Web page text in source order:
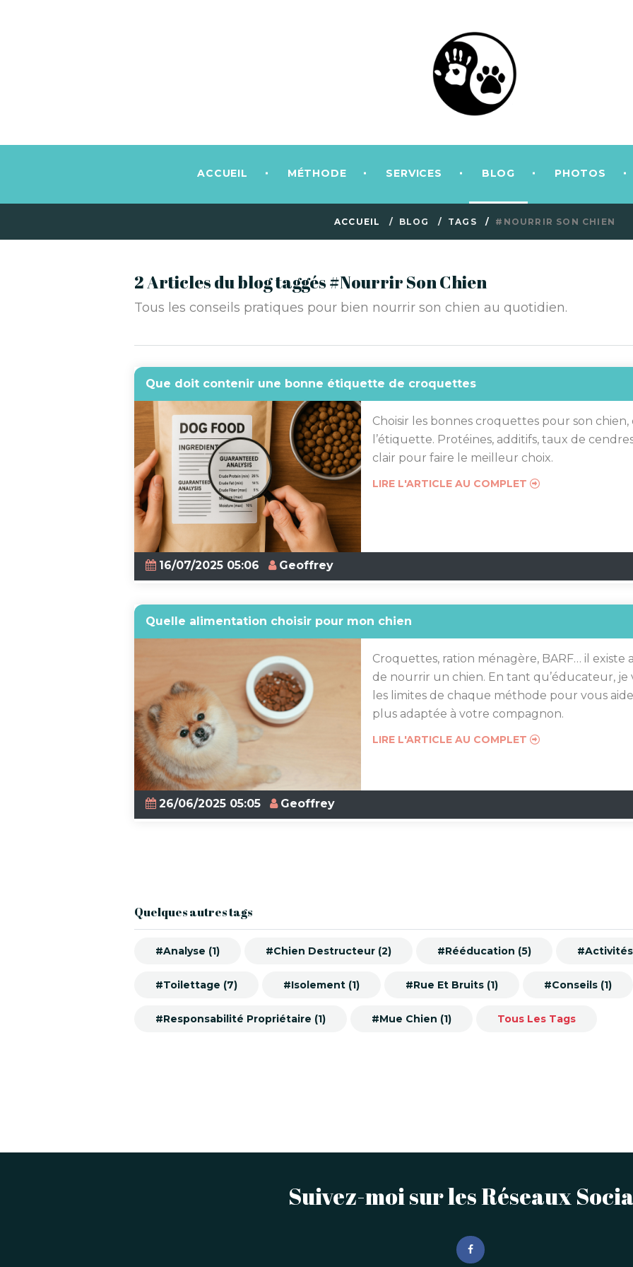
ACCUEIL MÉTHODE SERVICES BLOG PHOTOS
ACCUEIL BLOG TAGS #NOURRIR SON CHIEN
2 Articles du blog taggés #Nourrir Son Chien
Tous les conseils pratiques pour bien nourrir son chien au quotidien.
Que doit contenir une bonne étiquette de croquettes
Choisir les bonnes croquettes pour son chien,
l’étiquette. Protéines, additifs, taux de
clair pour faire le meilleur choix.
LIRE L'ARTICLE AU COMPLET
16/07/2025 05:06 Geoffrey
Quelle alimentation choisir pour mon chien
Croquettes, ration ménagère, BARF… il existe
de nourrir un chien. En tant qu’éducateur, je
les limites de chaque méthode pour vous
plus adaptée à votre compagnon.
LIRE L'ARTICLE AU COMPLET
26/06/2025 05:05 Geoffrey
Quelques autres tags
#Analyse (1) #Chien Destructeur (2) #Rééducation (5) #Activités
#Toilettage (7) #Isolement (1) #Rue Et Bruits (1) #Conseils (1)
#Responsabilité Propriétaire (1) #Mue Chien (1) Tous Les Tags
Suivez-moi sur les Réseaux